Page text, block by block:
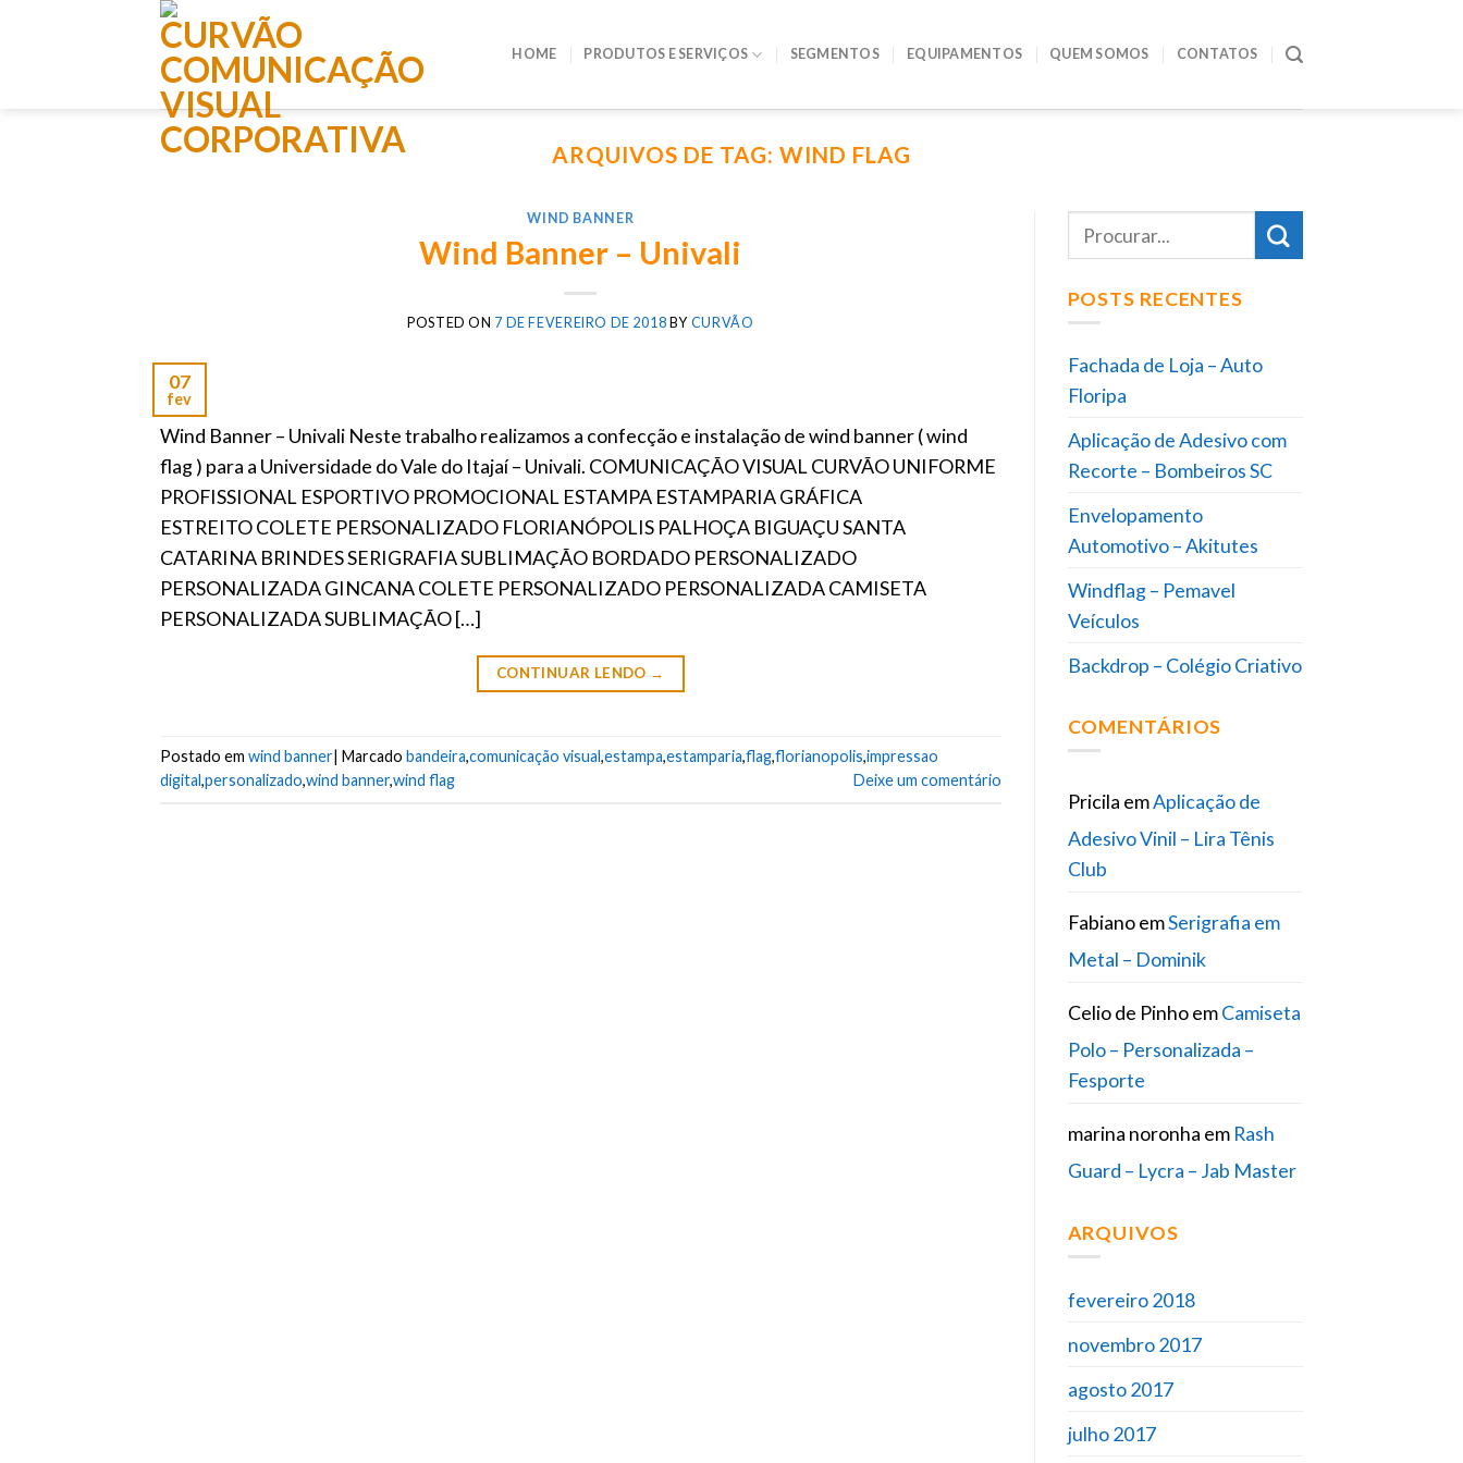
HOME PRODUTOS E SERVIÇOS SEGMENTOS EQUIPAMENTOS QUEM SOMOS CONTATOS
ARQUIVOS DE TAG:WIND FLAG
WIND BANNER
Wind Banner – Univali
POSTED ON 7 DE FEVEREIRO DE 2018 BY CURVÃO
07
fev
Wind Banner – Univali Neste trabalho realizamos a confecção e instalação de wind banner ( wind
flag ) para a Universidade do Vale do Itajaí – Univali. COMUNICAÇÃO VISUAL CURVÃO UNIFORME
PROFISSIONAL ESPORTIVO PROMOCIONAL ESTAMPA ESTAMPARIA GRÁFICA
ESTREITO COLETE PERSONALIZADO FLORIANÓPOLIS PALHOÇA BIGUAÇU SANTA
CATARINA BRINDES SERIGRAFIA SUBLIMAÇÃO BORDADO PERSONALIZADO
PERSONALIZADA GINCANA COLETE PERSONALIZADO PERSONALIZADA CAMISETA
PERSONALIZADA SUBLIMAÇÃO […]
CONTINUAR LENDO →
Postado em wind banner| Marcado bandeira,comunicação visual,estampa,estamparia,flag,florianopolis,impressao
digital,personalizado,wind banner,wind flag Deixe um comentário
POSTS RECENTES
Fachada de Loja – Auto
Floripa
Aplicação de Adesivo com
Recorte – Bombeiros SC
Envelopamento
Automotivo – Akitutes
Windflag – Pemavel
Veículos
Backdrop – Colégio Criativo
COMENTÁRIOS
Pricila emAplicação de
Adesivo Vinil – Lira Tênis
Club
FabianoemSerigrafia em
Metal – Dominik
Celio de PinhoemCamiseta
Polo – Personalizada –
Fesporte
marina noronha em Rash
Guard – Lycra – Jab Master
ARQUIVOS
fevereiro 2018
novembro 2017
agosto 2017
julho 2017